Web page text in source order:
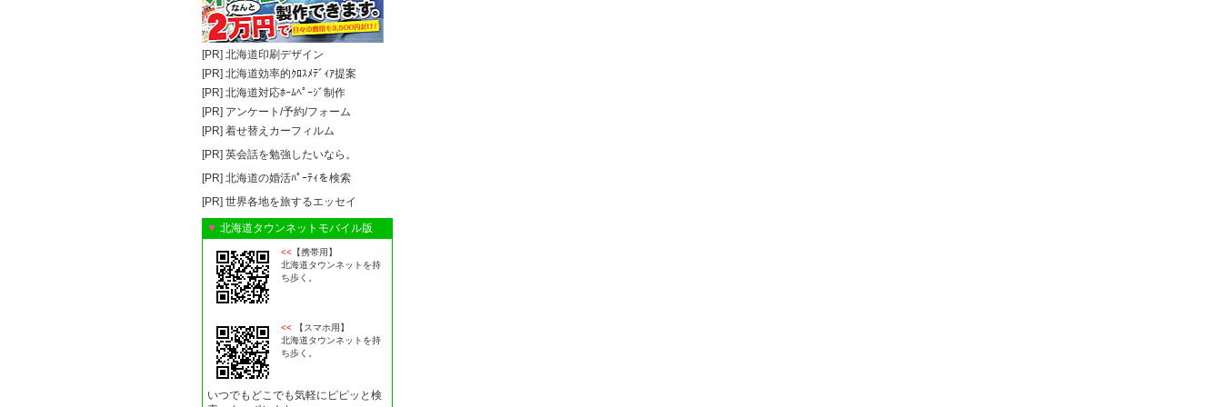
[PR] 北海道印刷デザイン
[PR] 北海道効率的ｸﾛｽﾒﾃﾞｨｱ提案
[PR] 北海道対応ﾎｰﾑﾍﾟｰｼﾞ制作
[PR] アンケート/予約/フォーム
[PR] 着せ替えカーフィルム
[PR] 英会話を勉強したいなら。
[PR] 北海道の婚活ﾊﾟｰﾃｨを検索
[PR] 世界各地を旅するエッセイ
▼ 北海道タウンネットモバイル版
<< 【携帯用】
北海道タウンネットを持
ち歩く。
<< 【スマホ用】
北海道タウンネットを持
ち歩く。
いつでもどこでも気軽にピピッと検